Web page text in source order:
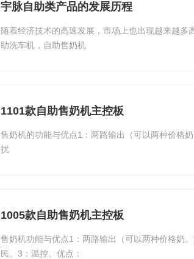
宇脉自助类产品的发展历程
随着经济技术的高速发展，市场上也出现越来越
助洗车机，自助售奶机
1101款自助售奶机主控板
售奶机的功能与优点1：两路输出（可以两种价格
扰
1005款自助售奶机主控板
售奶机功能与优点1：两路输出（可以两种价格奶
民。3：温控。优点：